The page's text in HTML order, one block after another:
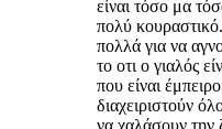
είναι τόσο μα
πολύ
πολλά για να
το οτι ο γιαλός
που είναι
διαχειριστούν